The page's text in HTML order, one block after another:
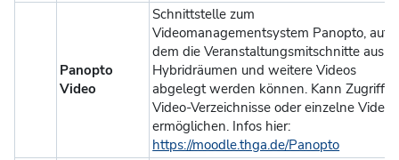
Panopto
Video
Schnittstelle zum
Videomanagementsystem Panopto, auf
dem die Veranstaltungsmitschnitte aus
Hybridräumen und weitere Videos
abgelegt werden können. Kann Zugriff
Video-Verzeichnisse oder einzelne Videos
ermöglichen. Infos hier:
https://moodle.thga.de/Panopto